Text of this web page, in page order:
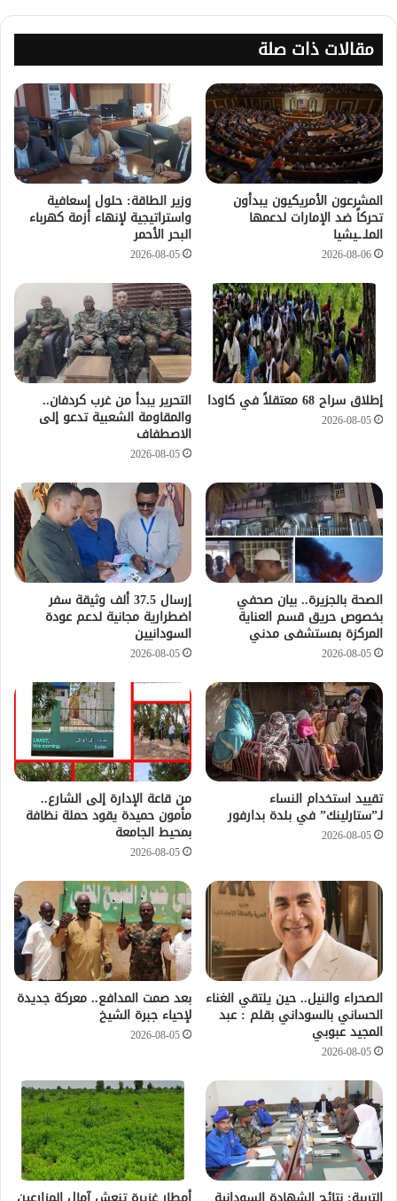
مقالات ذات صلة
المشرعون الأمريكيون يبدأون
تحركاً ضد الإمارات لدعمها
الملـ.ـيشيا
2026-08-06
وزير الطاقة: حلول إسعافية
واستراتيجية لإنهاء أزمة كهرباء
البحر الأحمر
2026-08-05
إطلاق سراح 68 معتقلاً في كاودا
2026-08-05
التحرير يبدأ من غرب كردفان..
والمقاومة الشعبية تدعو إلى
الاصطفاف
2026-08-05
الصحة بالجزيرة.. بيان صحفي
بخصوص حريق قسم العناية
المركزة بمستشفى مدني
2026-08-05
إرسال 37.5 ألف وثيقة سفر
اضطرارية مجانية لدعم عودة
السودانيين
2026-08-05
تقييد استخدام النساء
لـ”ستارلينك” في بلدة بدارفور
2026-08-05
من قاعة الإدارة إلى الشارع..
مأمون حميدة يقود حملة نظافة
بمحيط الجامعة
2026-08-05
الصحراء والنيل.. حين يلتقي الغناء
الحساني بالسوداني بقلم : عبد
المجيد عبوبي
2026-08-05
بعد صمت المدافع.. معركة جديدة
لإحياء جبرة الشيخ
2026-08-05